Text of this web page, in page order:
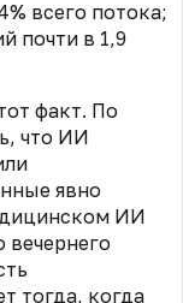
всего потока;
почти в 1,9
факт. По
что ИИ
явно
ИИ
вечернего
тогда, когда